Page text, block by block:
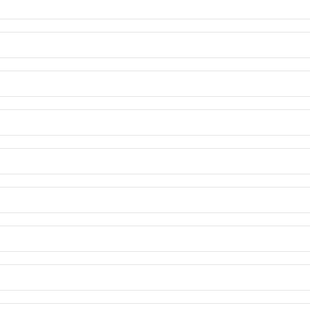
lo stress sono chiamati
operativo e sia accettata da tutti
o che non si è in grado di affrontare. Essi
malata o affetta da disabilità
ambienti rumorosi o inquinati, catastrofi naturali
carico di lavoro eccessivo, scadenze urgenti,
tensioni o discussioni con persone care, amici o
in pubblico o di volare
che lo provoca, non è negativo né positivo poiché
può essere positivo quando, ad esempio, aiuta a
In questi casi viene definito
la situazione che l’ha provocato. In questi
stressante è diversa da persona a persona. Ciò che
con un modo di pensare rigido e pessimistico
farebbe una persona con uno stile di pensiero
rabbia ed ansia, mentre un'altra può adattarsi alla
volontà della persona, in presenza di una situazione
esame) reagisce allo stesso modo: come se la vita
il sistema nervoso si attiva prontamente favorendo il
(sintomi) causati dallo stress sono particolarmente
dovuti allo stress, o in presenza di pressione arteriosa
se si verifica durante l'attività fisicao se è associato a
e non essere semplicemente segnali di stress.
molteplici e variano da persona a persona. Essere in
dell'organismo a diversi eventi della vita ritenuti
il trattamento dello stress dipenderà dalla durata,